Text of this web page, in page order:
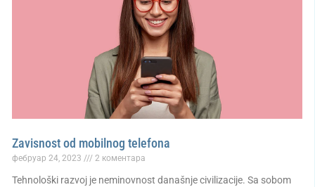
Zavisnost od mobilnog telefona
фебруар 24, 2023 2 коментара
Tehnološki razvoj je neminovnost današnje civilizacije. Sa sobom